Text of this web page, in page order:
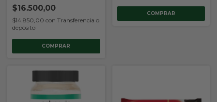
$16.500,00
$14.850,00 con Transferencia o
depósito
COMPRAR
COMPRAR